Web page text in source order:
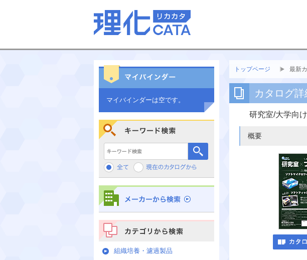
トップページ 最新
カタログ詳
研究室/大学向
概要
マイバインダーは空です。
キーワード検索
カテゴリから検索
組織培養・濾過製品